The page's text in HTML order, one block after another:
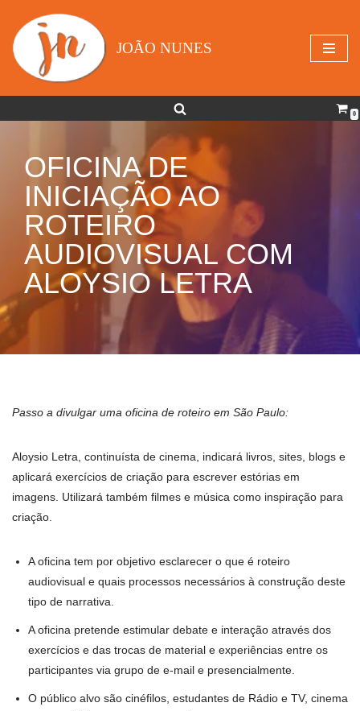
Avançar
para
JOÃO NUNES
0
OFICINA DE
INICIAÇÃO AO
ROTEIRO
AUDIOVISUAL COM
ALOYSIO LETRA
Passo a divulgar uma oficina de roteiro em São Paulo:
Aloysio Letra, continuísta de cinema, indicará livros, sites, blogs e
aplicará exercícios de criação para escrever estórias em
imagens. Utilizará também filmes e música como inspiração para
criação.
A oficina tem por objetivo esclarecer o que é roteiro
audiovisual e quais processos necessários à construção deste
tipo de narrativa.
A oficina pretende estimular debate e interação através dos
exercícios e das trocas de material e experiências entre os
participantes via grupo de e-mail e presencialmente.
O público alvo são cinéfilos, estudantes de Rádio e TV, cinema